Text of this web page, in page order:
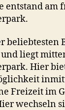
entstand am
beliebtesten
liegt
Hier
Freizeit im
wechseln